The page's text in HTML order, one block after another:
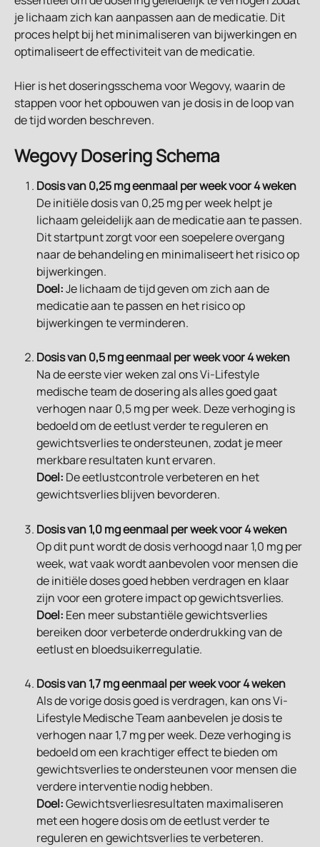
je lichaam zich kan aanpassen aan de medicatie. Dit
proces helpt bij het minimaliseren van bijwerkingen en
optimaliseert de effectiviteit van de medicatie.
Hier is het doseringsschema voor Wegovy, waarin de
stappen voor het opbouwen van je dosis in de loop van
de tijd worden beschreven.
Wegovy Dosering Schema
Dosis van 0,25 mg eenmaal per week voor 4 weken
De initiële dosis van 0,25 mg per week helpt je
lichaam geleidelijk aan de medicatie aan te passen.
Dit startpunt zorgt voor een soepelere overgang
naar de behandeling en minimaliseert het risico op
bijwerkingen.
Doel: Je lichaam de tijd geven om zich aan de
medicatie aan te passen en het risico op
bijwerkingen te verminderen.
Dosis van 0,5 mg eenmaal per week voor 4 weken
Na de eerste vier weken zal ons Vi-Lifestyle
medische team de dosering als alles goed gaat
verhogen naar 0,5 mg per week. Deze verhoging is
bedoeld om de eetlust verder te reguleren en
gewichtsverlies te ondersteunen, zodat je meer
merkbare resultaten kunt ervaren.
Doel: De eetlustcontrole verbeteren en het
gewichtsverlies blijven bevorderen.
Dosis van 1,0 mg eenmaal per week voor 4 weken
Op dit punt wordt de dosis verhoogd naar 1,0 mg per
week, wat vaak wordt aanbevolen voor mensen die
de initiële doses goed hebben verdragen en klaar
zijn voor een grotere impact op gewichtsverlies.
Doel: Een meer substantiële gewichtsverlies
bereiken door verbeterde onderdrukking van de
eetlust en bloedsuikerregulatie.
Dosis van 1,7 mg eenmaal per week voor 4 weken
Als de vorige dosis goed is verdragen, kan ons Vi-
Lifestyle Medische Team aanbevelen je dosis te
verhogen naar 1,7 mg per week. Deze verhoging is
bedoeld om een krachtiger effect te bieden om
gewichtsverlies te ondersteunen voor mensen die
verdere interventie nodig hebben.
Doel: Gewichtsverliesresultaten maximaliseren
met een hogere dosis om de eetlust verder te
reguleren en gewichtsverlies te verbeteren.